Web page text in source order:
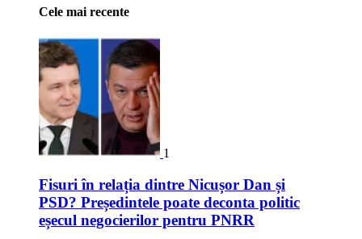
Cele mai recente
1
Fisuri în relația dintre Nicușor Dan și
PSD? Președintele poate deconta politic
eșecul negocierilor pentru PNRR